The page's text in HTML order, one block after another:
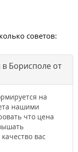
советов:
Борисполе от
на
нашими
что цена
вас